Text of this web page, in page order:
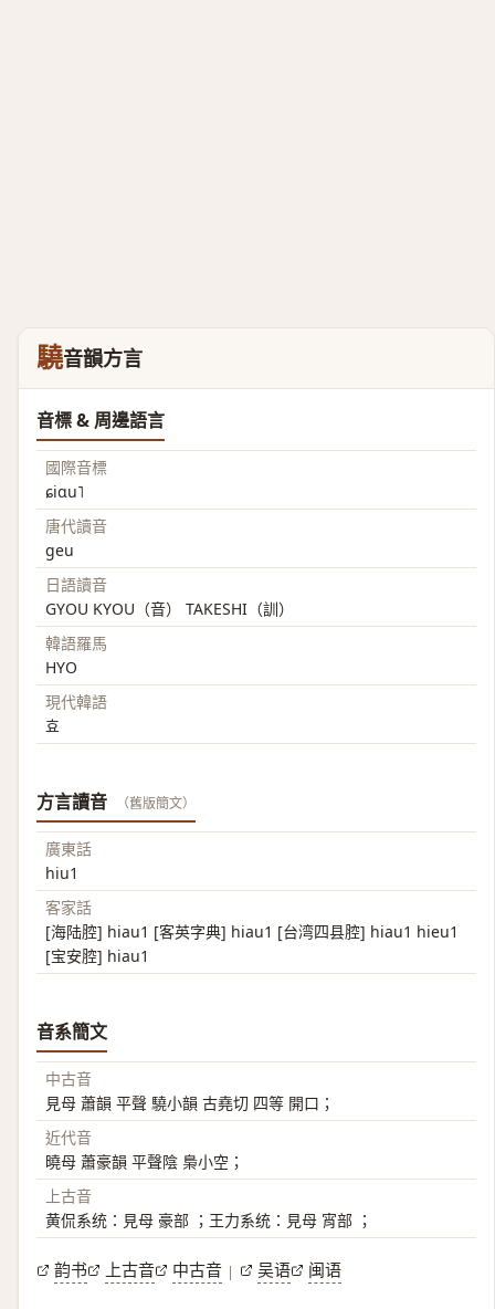
驍音韻方言
音標 & 周邊語言
國際音標
ɕiɑu˥
唐代讀音
geu
日語讀音
GYOU KYOU（音） TAKESHI（訓）
韓語羅馬
HYO
現代韓語
효
方言讀音 （舊版簡文）
廣東話
hiu1
客家話
[海陆腔] hiau1 [客英字典] hiau1 [台湾四县腔] hiau1 hieu1
[宝安腔] hiau1
音系簡文
中古音
見母 蕭韻 平聲 驍小韻 古堯切 四等 開口；
近代音
曉母 蕭豪韻 平聲陰 梟小空；
上古音
黄侃系统：見母 豪部 ；王力系统：見母 宵部 ；
韵书 上古音 中古音 | 吴语 闽语